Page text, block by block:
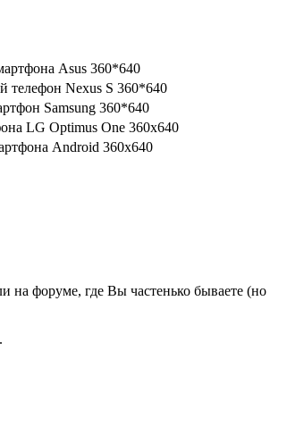
на форуме, где Вы частенько бываете (но